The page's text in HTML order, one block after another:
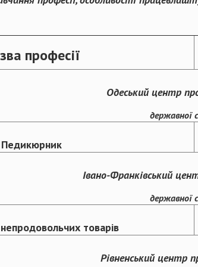
професії
Одеський центр
державної
Педикюрник
Івано-Франківський
державної
товарів
Рівненський центр